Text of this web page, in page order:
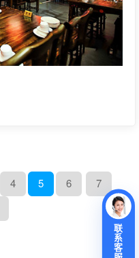
4 5 6
7
联
系
客